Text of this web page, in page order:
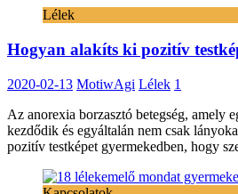
Lélek
Hogyan alakíts ki pozitív
2020-02-13 MotiwAgi Lélek 1
Az anorexia borzasztó betegség, amely
kezdődik és egyáltalán nem csak
pozitív testképet gyermekedben, hogy